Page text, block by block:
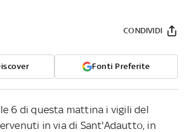
Fonti Preferite
CONDIVIDI
6 di questa mattina i vigili del
in via di Sant'Adautto, in